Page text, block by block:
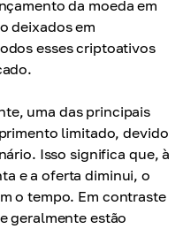
da moeda em
deixados em
esses criptoativos
uma das principais
limitado, devido
Isso significa que, à
e a oferta diminui, o
o tempo. Em contraste
geralmente estão